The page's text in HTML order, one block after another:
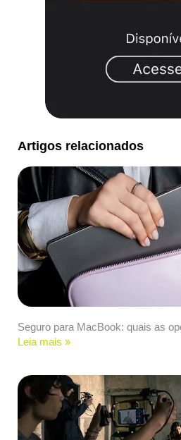
Artigos relacionados
Seguro para MacBook: quais as
Leia mais »